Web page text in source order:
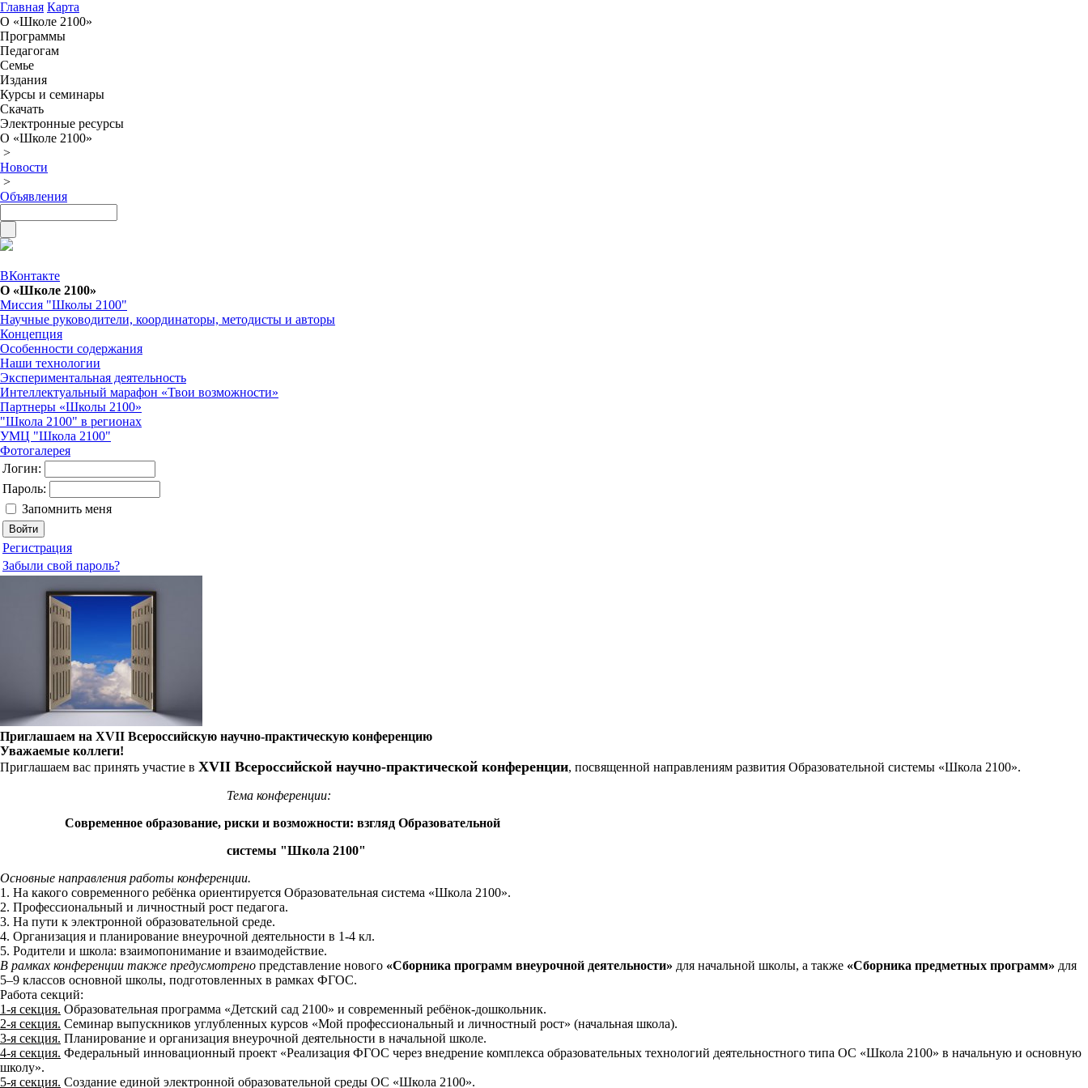
Главная Карта
О «Школе 2100»
Программы
Педагогам
Семье
Издания
Курсы и семинары
Скачать
Электронные ресурсы
О «Школе 2100»
>
Новости
>
Объявления
ВКонтакте
О «Школе 2100»
Миссия "Школы 2100"
Научные руководители, координаторы, методисты и авторы
Концепция
Особенности содержания
Наши технологии
Экспериментальная деятельность
Интеллектуальный марафон «Твои возможности»
Партнеры «Школы 2100»
"Школа 2100" в регионах
УМЦ "Школа 2100"
Фотогалерея
Логин:
Пароль:
Запомнить меня
Регистрация
Забыли свой пароль?
Приглашаем на XVII Всероссийскую научно-практическую конференцию
Уважаемые коллеги!
Приглашаем вас принять участие в XVII Всероссийской научно-практической конференции, посвященной направлениям развития Образовательной системы «Школа 2100».
Тема конференции:
Современное образование, риски и возможности: взгляд Образовательной
системы "Школа 2100"
Основные направления работы конференции.
1. На какого современного ребёнка ориентируется Образовательная система «Школа 2100».
2. Профессиональный и личностный рост педагога.
3. На пути к электронной образовательной среде.
4. Организация и планирование внеурочной деятельности в 1-4 кл.
5. Родители и школа: взаимопонимание и взаимодействие.
В рамках конференции также предусмотрено представление нового «Сборника программ внеурочной деятельности» для начальной школы, а также «Сборника предметных программ» для
5–9 классов основной школы, подготовленных в рамках ФГОС.
Работа секций:
1-я секция. Образовательная программа «Детский сад 2100» и современный ребёнок-дошкольник.
2-я секция. Семинар выпускников углубленных курсов «Мой профессиональный и личностный рост» (начальная школа).
3-я секция. Планирование и организация внеурочной деятельности в начальной школе.
4-я секция. Федеральный инновационный проект «Реализация ФГОС через внедрение комплекса образовательных технологий деятельностного типа ОС «Школа 2100» в начальную и основную
школу».
5-я секция. Создание единой электронной образовательной среды ОС «Школа 2100».